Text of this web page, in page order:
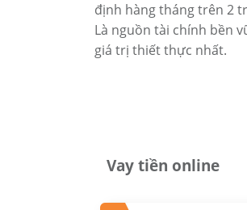
định hàng tháng trên 2
Là nguồn tài chính bền
giá trị thiết thực nhất.
Vay tiền online